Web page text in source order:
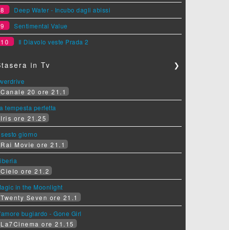
8
Deep Water - Incubo dagli abissi
9
Sentimental Value
10
Il Diavolo veste Prada 2
in Tv ❯
Canale 20 ore 21.1
tempesta perfetta
Iris ore 21.25
sesto giorno
Rai Movie ore 21.1
Cielo ore 21.2
in the Moonlight
Twenty Seven ore 21.1
bugiardo - Gone Girl
La7Cinema ore 21.15